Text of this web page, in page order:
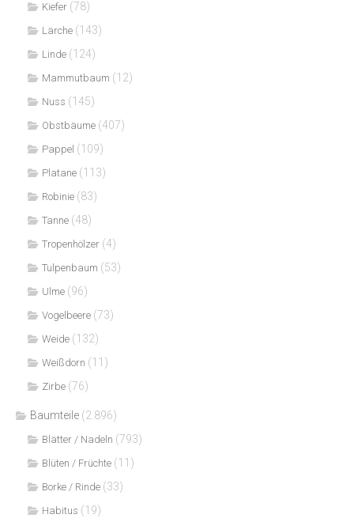
Kiefer (78)
Lärche (143)
Linde (124)
Mammutbaum (12)
Nuss (145)
Obstbäume (407)
Pappel (109)
Platane (113)
Robinie (83)
Tanne (48)
Tropenhölzer (4)
Tulpenbaum (53)
Ulme (96)
Vogelbeere (73)
Weide (132)
Weißdorn (11)
Zirbe (76)
Baumteile (2.896)
Blätter / Nadeln (793)
Blüten / Früchte (11)
Borke / Rinde (33)
Habitus (19)